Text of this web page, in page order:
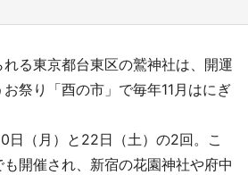
れる東京都台東区の鷲神社は、開運
祭り「酉の市」で毎年11月はにぎ
日（月）と22日（土）の2回。こ
開催され、新宿の花園神社や府中